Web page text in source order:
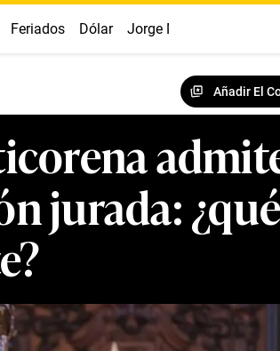
Feriados Dólar Jorge Messi
Añadir El
jurada: